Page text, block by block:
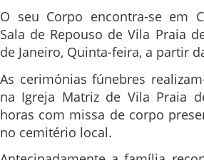
O seu Corpo encontra-se em
Sala de Repouso de Vila Praia
de Janeiro, Quinta-feira, a partir
As cerimónias fúnebres
na Igreja Matriz de Vila Praia
horas com missa de corpo
no cemitério local.